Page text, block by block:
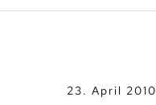
23. April 2010